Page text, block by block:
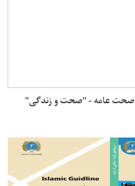
صحت عامه - "صحت و زندګی"